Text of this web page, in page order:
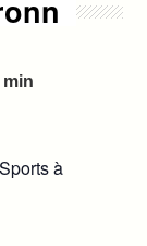
min
à